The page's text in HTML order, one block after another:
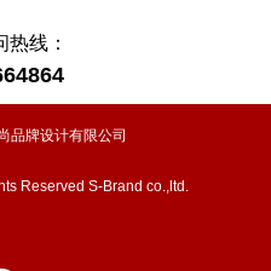
给我们提供什么资
时完成？
热线：
品牌设计有限公司
Reserved S-Brand co.,ltd.